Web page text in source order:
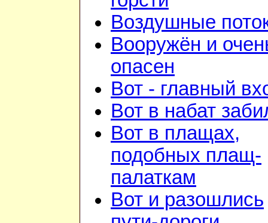
Воздушные
Вооружён и
опасен
Вот - главный
Вот в набат
Вот в плащах,
подобных плащ-
палаткам
Вот и разошлись